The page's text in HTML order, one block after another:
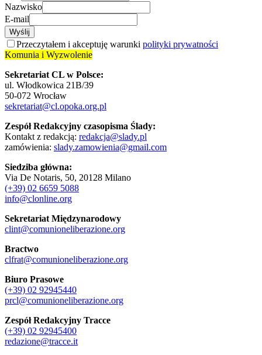
Nazwisko
E-mail
Wyślij
Przeczytałem i akceptuję warunki polityki prywatności
Komunia i Wyzwolenie
Sekretariat CL w Polsce:
ul. Włodkowica 21B/39
50-072 Wrocław
sekretariat@cl.opoka.org.pl
Zespół Redakcyjny czasopisma Ślady:
Kontakt z redakcją: redakcja@slady.pl
zamówienia: slady.zamowienia@gmail.com
Siedziba główna:
Via De Notaris, 50, 20128 Milano
(+39) 02 6659 5088
info@clonline.org
Sekretariat Międzynarodowy
clint@comunioneliberazione.org
Bractwo
clfrat@comunioneliberazione.org
Biuro Prasowe
(+39) 02 92945440
prcl@comunioneliberazione.org
Zespół Redakcyjny Tracce
(+39) 02 92945400
redazione@tracce.it